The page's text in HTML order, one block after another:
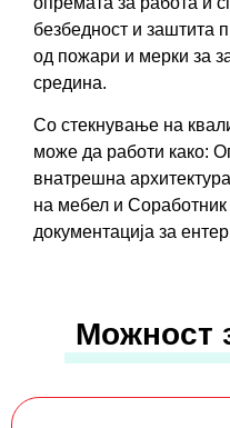
безбедност и заштита
од пожари и мерки за
средина.
Со стекнување на
може да работи како:
внатрешна
на мебел и Соработник
документација за
Можност